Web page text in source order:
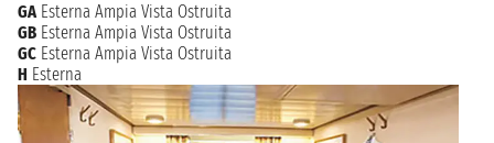
GA Esterna Ampia Vista Ostruita
GB Esterna Ampia Vista Ostruita
GC Esterna Ampia Vista Ostruita
H Esterna